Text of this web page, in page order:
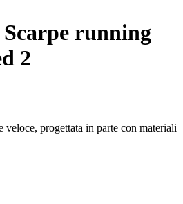
Scarpe running
2
veloce, progettata in parte con materiali